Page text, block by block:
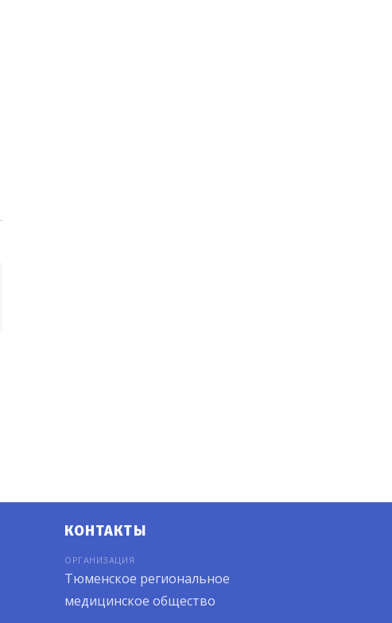
КОНТАКТЫ
ОРГАНИЗАЦИЯ
Тюменское региональное
медицинское общество